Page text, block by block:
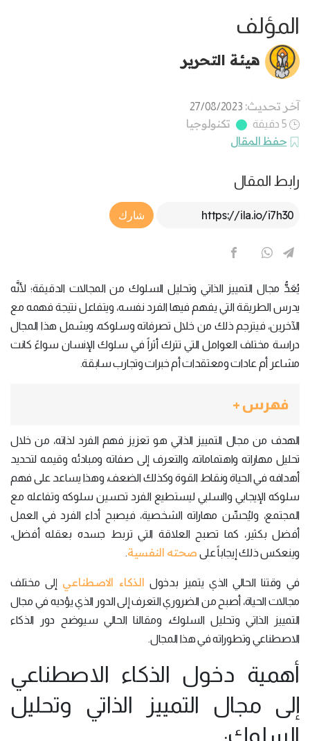
المؤلف
هيئة التحرير
آخر تحديث: 27/08/2023
5 دقيقة
تكنولوجيا
حفظ المقال
رابط المقال
Article Link
شارك
يُعَدُّ مجال التمييز الذاتي وتحليل السلوك من المجالات الدقيقة؛ لأنَّه
يدرس الطريقة التي يفهم فيها الفرد نفسه، ويتفاعل نتيجة فهمه مع
الآخرين، فيترجم ذلك من خلال تصرفاته وسلوكه، ويشمل هذا المجال
دراسة مختلف العوامل التي تترك أثراً في سلوك الإنسان سواءً كانت
مشاعر أم عادات ومعتقدات أم خبرات وتجارب سابقة.
فهرس +
الهدف من مجال التمييز الذاتي هو تعزيز فهم الفرد لذاته، من خلال
تحليل مهاراته واهتماماته، والتعرف إلى صفاته ومبادئه وقيمه لتحديد
أهدافه في الحياة ونقاط القوة وكذلك الضعف، وهذا يساعد على فهم
سلوكه الإيجابي والسلبي ليستطيع الفرد تحسين سلوكه وتفاعله مع
المجتمع، وليُحسِّن مهاراته الشخصية، فيصبح أداء الفرد في العمل
أفضل بكثير، كما تصبح العلاقة التي تربط جسده بعقله أفضل،
وينعكس ذلك إيجاباً على صحته النفسية.
في وقتنا الحالي الذي يتميز بدخول الذكاء الاصطناعي إلى مختلف
مجالات الحياة، أصبح من الضروري التعرف إلى الدور الذي يؤديه في مجال
التمييز الذاتي وتحليل السلوك، ومقالنا الحالي سيوضح دور الذكاء
الاصطناعي وتطوراته في هذا المجال.
أهمية دخول الذكاء الاصطناعي
إلى مجال التمييز الذاتي وتحليل
السلوك: